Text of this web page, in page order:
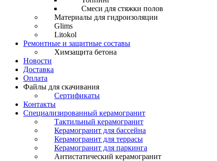
Смеси для стяжки полов
Материалы для гидроизоляции
Glims
Litokol
Ремонтные и защитные составы
Химзащита бетона
Новости
Доставка
Оплата
Файлы для скачивания
Сертификаты
Контакты
Специализированный керамогранит
Тактильный керамогранит
Керамогранит для бассейна
Керамогранит для террасы
Керамогранит для паркинга
Антистатический керамогранит